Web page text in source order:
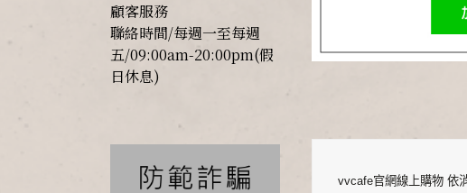
vvcafe官網線上購物 依
顧客服務
聯絡時間/每週一至每週
五/09:00am-20:00pm(假
日休息)